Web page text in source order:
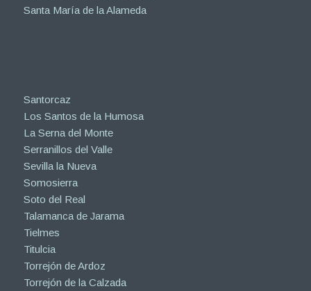
Santa María de la Alameda
Santorcaz
Los Santos de la Humosa
La Serna del Monte
Serranillos del Valle
Sevilla la Nueva
Somosierra
Soto del Real
Talamanca de Jarama
Tielmes
Titulcia
Torrejón de Ardoz
Torrejón de la Calzada